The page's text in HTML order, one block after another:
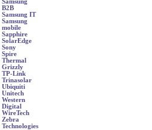
Samsung
B2B
Samsung IT
Samsung
mobile
Sapphire
SolarEdge
Sony
Spire
Thermal
Grizzly
TP-Link
Trinasolar
Ubiquiti
Unitech
Western
Digital
WireTech
Zebra
Technologies